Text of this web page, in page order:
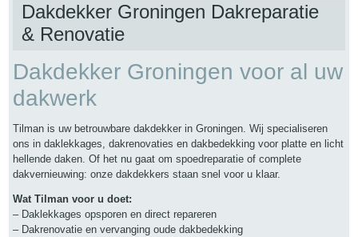
Dakdekker Groningen Dakreparatie
& Renovatie
Dakdekker Groningen voor al uw
dakwerk
Tilman is uw betrouwbare dakdekker in Groningen. Wij specialiseren
ons in daklekkages, dakrenovaties en dakbedekking voor platte en licht
hellende daken. Of het nu gaat om spoedreparatie of complete
dakvernieuwing: onze dakdekkers staan snel voor u klaar.
Wat Tilman voor u doet:
– Daklekkages opsporen en direct repareren
– Dakrenovatie en vervanging oude dakbedekking